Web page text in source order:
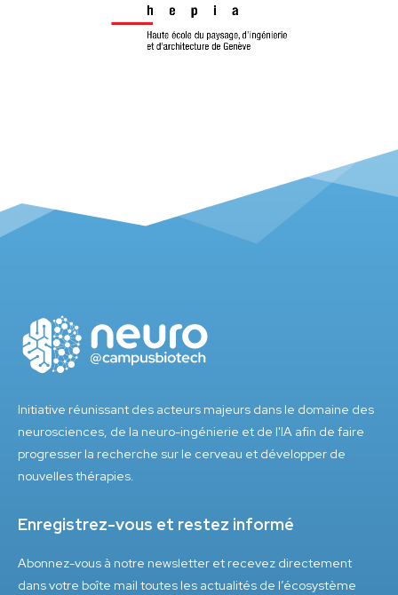
Initiative réunissant des acteurs majeurs dans le domaine des
neurosciences, de la neuro-ingénierie et de l'IA afin de faire
progresser la recherche sur le cerveau et développer de
nouvelles thérapies.
Enregistrez-vous et restez informé
Abonnez-vous à notre newsletter et recevez directement
dans votre boîte mail toutes les actualités de l’écosystème